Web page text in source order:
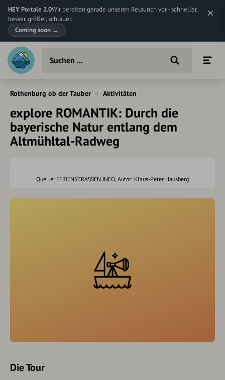
HEY Portale 2.0Wir bereiten gerade unseren Relaunch vor - schneller,
besser, größer, schlauer.
Coming soon →
Rothenburg ob der Tauber Aktivitäten
explore ROMANTIK: Durch die
bayerische Natur entlang dem
Altmühltal-Radweg
Quelle: FERIENSTRASSEN.INFO, Autor: Klaus-Peter Hausberg
Die Tour